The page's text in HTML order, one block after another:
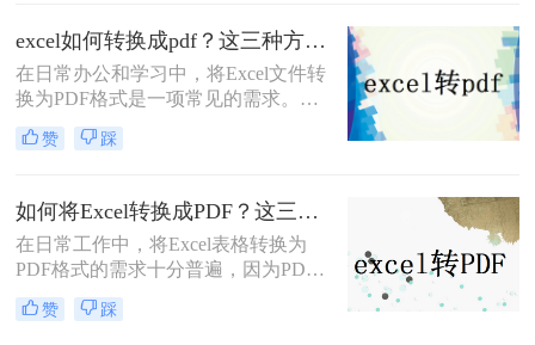
文件可能会出现分页问题，导致打印
或阅读时不够方便。那么，excel转pdf
如何保持在一页呢？下面将介绍四种
方法供大家参考。
excel如何转换成pdf？这三种方法教会你！
在日常办公和学习中，将Excel文件转
换为PDF格式是一项常见的需求。
PDF格式因其跨平台性、格式稳定性
和易于阅读的特性，成为分享和保存
成pdf呢？本文将详细介绍几种将
Excel转换成PDF格式的方法，帮助您
轻松完成转换。
赞 踩
如何将Excel转换成PDF？这三种转换方法快来了解下！
在日常工作中，将Excel表格转换为
PDF格式的需求十分普遍，因为PDF
格式能确保文档在不同设备上的一致
显示，并且方便打印或发送给他人查
赞 踩